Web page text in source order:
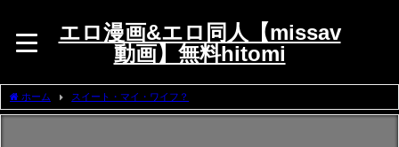
エロ漫画&エロ同人【missav
動画】無料hitomi
ホーム スイート・マイ・ワイフ？